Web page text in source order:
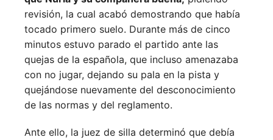
revisión, la cual acabó demostrando que había
tocado primero suelo. Durante más de cinco
minutos estuvo parado el partido ante las
quejas de la española, que incluso amenazaba
con no jugar, dejando su pala en la pista y
quejándose nuevamente del desconocimiento
de las normas y del reglamento.
Ante ello, la juez de silla determinó que debía